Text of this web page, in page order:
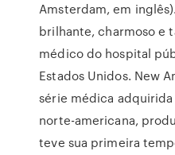
Amsterdam, em
brilhante, charmoso e
médico do hospital
Estados Unidos. New
série médica
norte-americana,
teve sua primeira